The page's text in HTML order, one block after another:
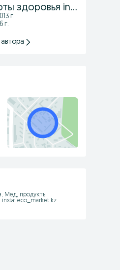
Эко маркет Соты здоровья insta eco_market.kz
г.
г.
Мед, продукты
insta: eco_market.kz